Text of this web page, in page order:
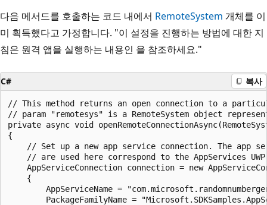
다음 메서드를 호출하는 코드 내에서 RemoteSystem 개체를 이
미 획득했다고 가정합니다. "이 설정을 진행하는 방법에 대한 지
침은 원격 앱을 실행하는 내용인 을 참조하세요."
C# 복사
// This method returns an open connection to a
// param "remotesys" is a RemoteSystem object
private async void
{
// Set up a new app service connection. The app
// are used here correspond to the AppServices
AppServiceConnection connection = new
    {
AppServiceName =
PackageFamilyName =